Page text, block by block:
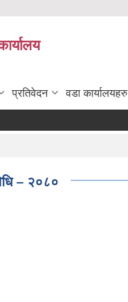
प्रतिवेदन वडा कार्यालयहरु
– २०८०